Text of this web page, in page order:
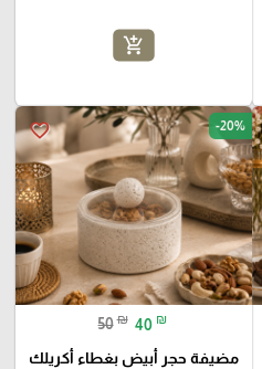
add_shopping_cart
favorite_border -20%
50 ₪ 40 ₪
مضيفة حجر أبيض بغطاء أكريلك